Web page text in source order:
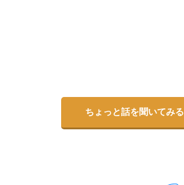
ちょっと話を聞いてみる